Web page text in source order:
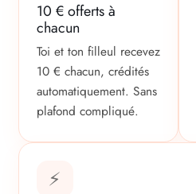
10 € offerts à
chacun
Toi et ton filleul recevez
10 € chacun, crédités
automatiquement. Sans
plafond compliqué.
⚡